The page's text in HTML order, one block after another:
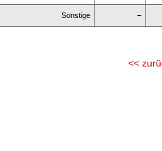
Sonstige –
<<